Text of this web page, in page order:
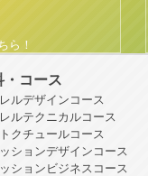
ら！
・コース
ルデザインコース
ルテクニカルコース
クチュールコース
ションデザインコース
ションビジネスコース